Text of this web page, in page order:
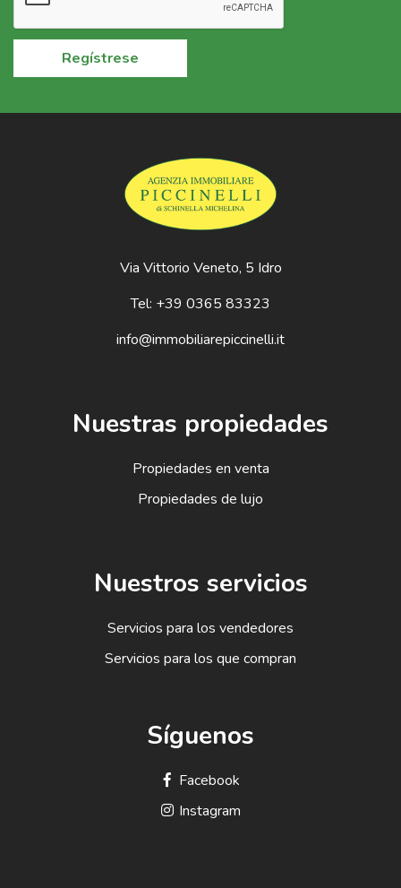
Regístrese
Via Vittorio Veneto, 5 Idro
Tel: +39 0365 83323
info@immobiliarepiccinelli.it
Nuestras propiedades
Propiedades en venta
Propiedades de lujo
Nuestros servicios
Servicios para los vendedores
Servicios para los que compran
Síguenos
Facebook
Instagram